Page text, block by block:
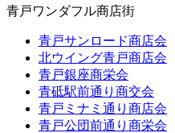
青戸ワンダフル商店街
青戸サンロード商店会
北ウイング青戸商店会
青戸銀座商栄会
青砥駅前通り商交会
青戸ミナミ通り商店会
青戸公団前通り商栄会